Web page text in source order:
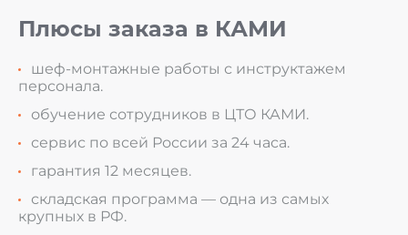
Плюсы заказа в КАМИ
шеф-монтажные работы с инструктажем
персонала.
обучение сотрудников в ЦТО КАМИ.
сервис по всей России за 24 часа.
гарантия 12 месяцев.
складская программа — одна из самых
крупных в РФ.